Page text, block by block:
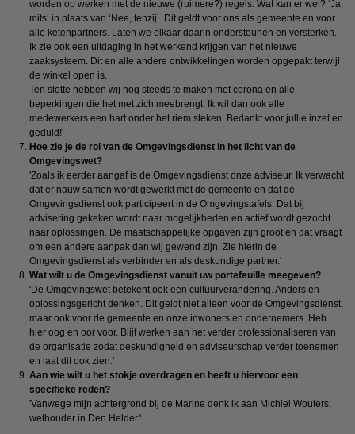
worden op werken met de nieuwe (ruimere?) regels. Wat kan er wel? ‘Ja,
mits’ in plaats van ‘Nee, tenzij’. Dit geldt voor ons als gemeente en voor
alle ketenpartners. Laten we elkaar daarin ondersteunen en versterken.
Ik zie ook een uitdaging in het werkend krijgen van het nieuwe
zaaksysteem. Dit en alle andere ontwikkelingen worden opgepakt terwijl
de winkel open is.
Ten slotte hebben wij nog steeds te maken met corona en alle
beperkingen die het met zich meebrengt. Ik wil dan ook alle
medewerkers een hart onder het riem steken. Bedankt voor jullie inzet en
geduld!'
Hoe zie je de rol van de Omgevingsdienst in het licht van de
Omgevingswet?
'Zoals ik eerder aangaf is de Omgevingsdienst onze adviseur. Ik verwacht
dat er nauw samen wordt gewerkt met de gemeente en dat de
Omgevingsdienst ook participeert in de Omgevingstafels. Dat bij
advisering gekeken wordt naar mogelijkheden en actief wordt gezocht
naar oplossingen. De maatschappelijke opgaven zijn groot en dat vraagt
om een andere aanpak dan wij gewend zijn. Zie hierin de
Omgevingsdienst als verbinder en als deskundige partner.'
Wat wilt u de Omgevingsdienst vanuit uw portefeuille meegeven?
'De Omgevingswet betekent ook een cultuurverandering. Anders en
oplossingsgericht denken. Dit geldt niet alleen voor de Omgevingsdienst,
maar ook voor de gemeente en onze inwoners en ondernemers. Heb
hier oog en oor voor. Blijf werken aan het verder professionaliseren van
de organisatie zodat deskundigheid en adviseurschap verder toenemen
en laat dit ook zien.'
Aan wie wilt u het stokje overdragen en heeft u hiervoor een
specifieke reden?
'Vanwege mijn achtergrond bij de Marine denk ik aan Michiel Wouters,
wethouder in Den Helder.'